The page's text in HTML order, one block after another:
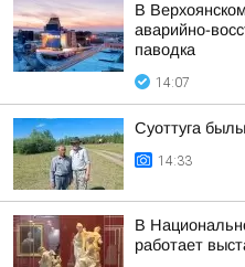
В
аварийно-
паводка
14:07
Суоттуга
14:33
В
работает